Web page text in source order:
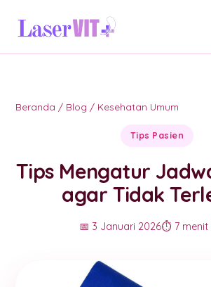
Beranda / Blog / Kesehatan Umum
Tips Pasien
Tips Mengatur
agar Tidak
📅 3 Januari 2026⏱️ 7 menit